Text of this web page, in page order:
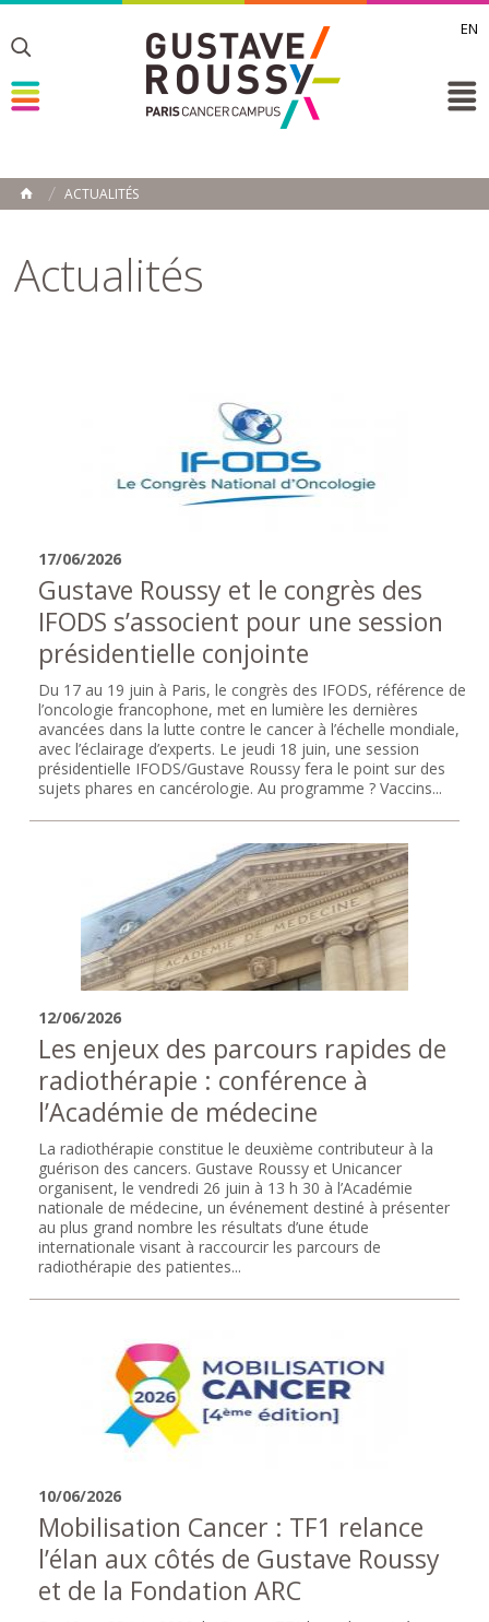
EN
Toggle
Toggle
ACCUEIL
ACTUALITÉS
Actualités
17/06/2026
Gustave Roussy et le congrès des
IFODS s’associent pour une session
présidentielle conjointe
Du 17 au 19 juin à Paris, le congrès des IFODS, référence de
l’oncologie francophone, met en lumière les dernières
avancées dans la lutte contre le cancer à l’échelle mondiale,
avec l’éclairage d’experts. Le jeudi 18 juin, une session
présidentielle IFODS/Gustave Roussy fera le point sur des
sujets phares en cancérologie. Au programme ? Vaccins...
12/06/2026
Les enjeux des parcours rapides de
radiothérapie : conférence à
l’Académie de médecine
La radiothérapie constitue le deuxième contributeur à la
guérison des cancers. Gustave Roussy et Unicancer
organisent, le vendredi 26 juin à 13 h 30 à l’Académie
nationale de médecine, un événement destiné à présenter
au plus grand nombre les résultats d’une étude
internationale visant à raccourcir les parcours de
radiothérapie des patientes...
10/06/2026
Mobilisation Cancer : TF1 relance
l’élan aux côtés de Gustave Roussy
et de la Fondation ARC